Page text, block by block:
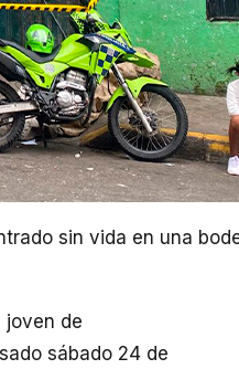
sin vida en una
joven de
sábado 24 de